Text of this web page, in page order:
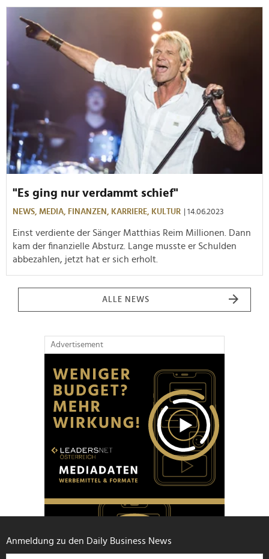
"Es ging nur verdammt schief"
NEWS, MEDIA, FINANZEN, KARRIERE, KULTUR | 14.06.2023
Einst verdiente der Sänger Matthias Reim Millionen. Dann
kam der finanzielle Absturz. Lange musste er Schulden
abbezahlen, jetzt hat er sich erholt.
ALLE NEWS
Advertisement
Anmeldung zu den Daily Business News